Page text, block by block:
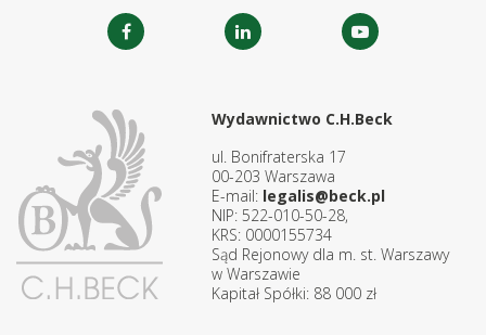
Wydawnictwo C.H.Beck
ul. Bonifraterska 17
00-203 Warszawa
E-mail: legalis@beck.pl
NIP: 522-010-50-28,
KRS: 0000155734
Sąd Rejonowy dla m. st. Warszawy
w Warszawie
Kapitał Spółki: 88 000 zł